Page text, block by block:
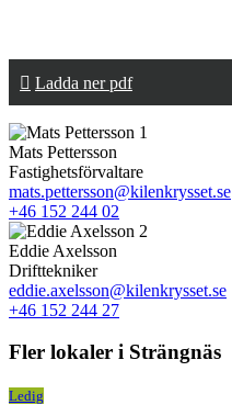
Ladda ner pdf
Mats Pettersson
Fastighetsförvaltare
mats.pettersson@kilenkrysset.se
+46 152 244 02
Eddie Axelsson
Drifttekniker
eddie.axelsson@kilenkrysset.se
+46 152 244 27
Fler lokaler i Strängnäs
Ledig